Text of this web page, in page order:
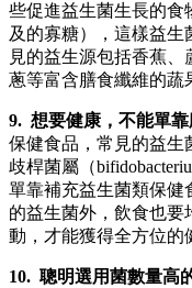
些促進益生菌生長的食
及的寡糖），這樣益生
見的益生源包括香蕉
蔥等富含膳食纖維的蔬
9. 想要健康，不能單靠
保健食品，常見的益生
歧桿菌屬（
單靠補充益生菌類保健
的益生菌外，飲食也要
動，才能獲得全方位的
10. 聰明選用菌數量高